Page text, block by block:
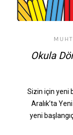
Okula
Sizin için yeni
Aralık’ta
yeni